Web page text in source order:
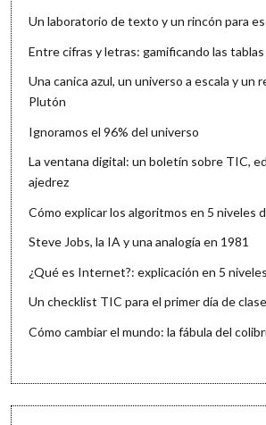
Un laboratorio de texto y un rincón para
Entre cifras y letras: gamificando las
Una canica azul, un universo a escala y un
Plutón
Ignoramos el 96% del universo
La ventana digital: un boletín sobre TIC,
ajedrez
Cómo explicar los algoritmos en 5 niveles
Steve Jobs, la IA y una analogía en 1981
¿Qué es Internet?: explicación en 5
Un checklist TIC para el primer día de clase
Cómo cambiar el mundo: la fábula del